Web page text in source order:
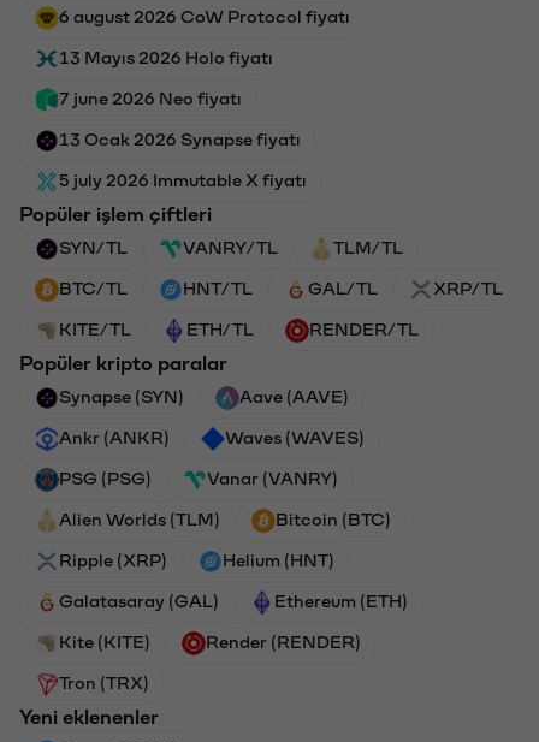
6 august 2026 CoW Protocol fiyatı
13 Mayıs 2026 Holo fiyatı
7 june 2026 Neo fiyatı
13 Ocak 2026 Synapse fiyatı
5 july 2026 Immutable X fiyatı
Popüler işlem çiftleri
SYN/TL VANRY/TL TLM/TL
BTC/TL HNT/TL GAL/TL XRP/TL
KITE/TL ETH/TL RENDER/TL
Popüler kripto paralar
Synapse (SYN) Aave (AAVE)
Ankr (ANKR) Waves (WAVES)
PSG (PSG) Vanar (VANRY)
Alien Worlds (TLM) Bitcoin (BTC)
Ripple (XRP) Helium (HNT)
Galatasaray (GAL) Ethereum (ETH)
Kite (KITE) Render (RENDER)
Tron (TRX)
Yeni eklenenler